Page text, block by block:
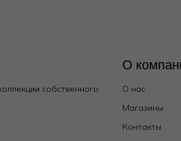
дизайн без лишних швов создаёт
высокой гигроскопичностью,
уровень стиля, где каждая вещь
собственного
О
О нас
Магазины
Контакты